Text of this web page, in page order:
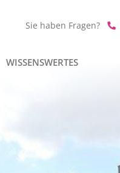
Sie haben Fragen?
WISSENSWERTES